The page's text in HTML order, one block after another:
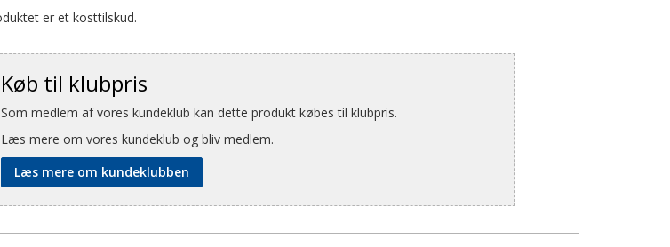
er et kosttilskud.
Køb til klubpris
Som medlem af vores kundeklub kan dette produkt købes til klubpris.
Læs mere om vores kundeklub og bliv medlem.
Læs mere om kundeklubben